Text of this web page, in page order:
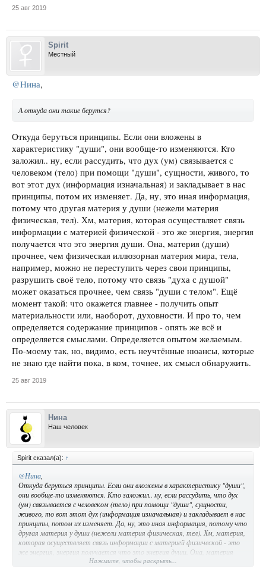
25 авг 2019
Spirit
Местный
@Нина,
А откуда они такие берутся?
Откуда беруться принципы. Если они вложены в
характеристику "души", они вообще-то изменяются. Кто
заложил.. ну, если рассудить, что дух (ум) связывается с
человеком (тело) при помощи "души", сущности, живого, то
вот этот дух (информация изначальная) и закладывает в нас
принципы, потом их изменяет. Да, ну, это иная информация,
потому что другая материя у души (нежели материя
физическая, тел). Хм, материя, которая осуществляет связь
информации с материей физической - это же энергия, энергия
получается что это энергия души. Она, материя (души)
прочнее, чем физическая иллюзорная материя мира, тела,
например, можно не переступить через свои принципы,
разрушить своё тело, потому что связь "духа с душой"
может оказаться прочнее, чем связь "души с телом". Ещё
момент такой: что окажется главнее - получить опыт
материальности или, наоборот, духовности. И про то, чем
определяется содержание принципов - опять же всё и
определяется смыслами. Определяется опытом желаемым.
По-моему так, но, видимо, есть неучтённые нюансы, которые
не знаю где найти пока, в ком, точнее, их смысл обнаружить.
25 авг 2019
Нина
Наш человек
Spirit сказал(а): ↑
@Нина
Откуда беруться принципы. Если они вложены в характеристику "души",
они вообще-то изменяются. Кто заложил.. ну, если рассудить, что дух
(ум) связывается с человеком (тело) при помощи "души", сущности,
живого, то вот этот дух (информация изначальная) и закладывает в нас
принципы, потом их изменяет. Да, ну, это иная информация, потому что
другая материя у души (нежели материя физическая, тел). Хм, материя,
которая осуществляет связь информации с материей физической - это
же энергия, энергия получается что это энергия души. Она, материя
(души) прочнее, чем физическая иллюзорная материя мира, тела,
Нажмите, чтобы раскрыть...